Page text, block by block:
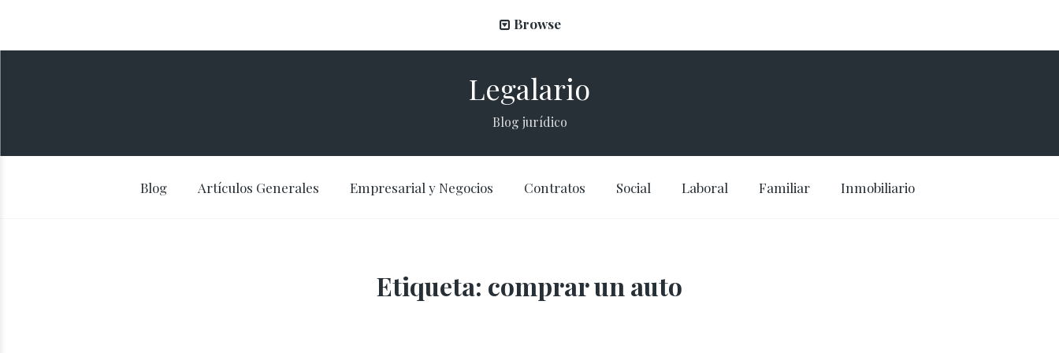
Browse
Legalario
Blog jurídico
Blog Artículos Generales Empresarial y Negocios Contratos Social Laboral Familiar Inmobiliario
Etiqueta: comprar un auto